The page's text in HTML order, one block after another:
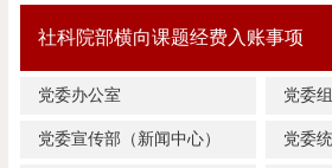
社科院部横向课题经费入账事项
党委办公室 党委
党委宣传部（新闻中心） 党委